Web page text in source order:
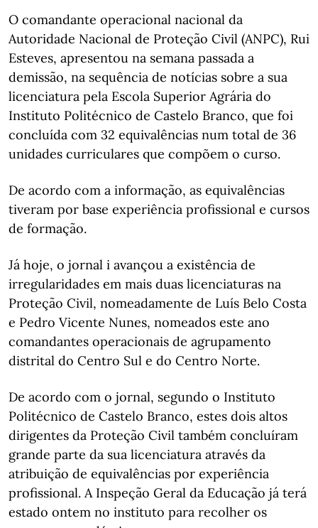
O comandante operacional nacional da
Autoridade Nacional de Proteção Civil (ANPC), Rui
Esteves, apresentou na semana passada a
demissão, na sequência de notícias sobre a sua
licenciatura pela Escola Superior Agrária do
Instituto Politécnico de Castelo Branco, que foi
concluída com 32 equivalências num total de 36
unidades curriculares que compõem o curso.
De acordo com a informação, as equivalências
tiveram por base experiência profissional e cursos
de formação.
Já hoje, o jornal i avançou a existência de
irregularidades em mais duas licenciaturas na
Proteção Civil, nomeadamente de Luís Belo Costa
e Pedro Vicente Nunes, nomeados este ano
comandantes operacionais de agrupamento
distrital do Centro Sul e do Centro Norte.
De acordo com o jornal, segundo o Instituto
Politécnico de Castelo Branco, estes dois altos
dirigentes da Proteção Civil também concluíram
grande parte da sua licenciatura através da
atribuição de equivalências por experiência
profissional. A Inspeção Geral da Educação já terá
estado ontem no instituto para recolher os